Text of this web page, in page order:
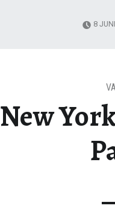
New
8